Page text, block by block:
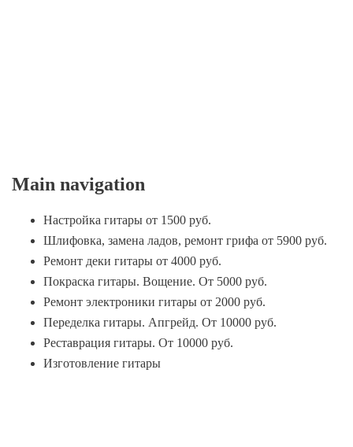
Main navigation
Настройка гитары от 1500 руб.
Шлифовка, замена ладов, ремонт грифа от 5900 руб.
Ремонт деки гитары от 4000 руб.
Покраска гитары. Вощение. От 5000 руб.
Ремонт электроники гитары от 2000 руб.
Переделка гитары. Апгрейд. От 10000 руб.
Реставрация гитары. От 10000 руб.
Изготовление гитары